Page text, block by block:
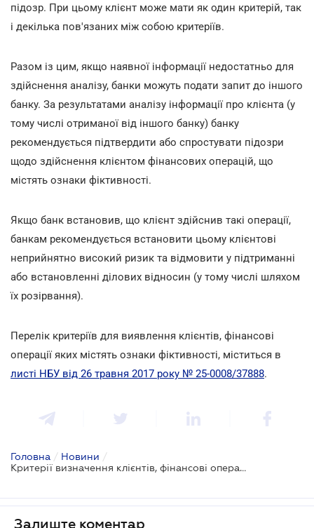
підозр. При цьому клієнт може мати як один критерій, так
і декілька пов'язаних між собою критеріїв.
Разом із цим, якщо наявної інформації недостатньо для
здійснення аналізу, банки можуть подати запит до іншого
банку. За результатами аналізу інформації про клієнта (у
тому числі отриманої від іншого банку) банку
рекомендується підтвердити або спростувати підозри
щодо здійснення клієнтом фінансових операцій, що
містять ознаки фіктивності.
Якщо банк встановив, що клієнт здійснив такі операції,
банкам рекомендується встановити цьому клієнтові
неприйнятно високий ризик та відмовити у підтриманні
або встановленні ділових відносин (у тому числі шляхом
їх розірвання).
Перелік критеріїв для виявлення клієнтів, фінансові
операції яких містять ознаки фіктивності, міститься в
листі НБУ від 26 травня 2017 року № 25-0008/37888.
Головна / Новини /
Критерії визначення клієнтів, фінансові операції яких містять ознаки фіктивності
Залиште коментар